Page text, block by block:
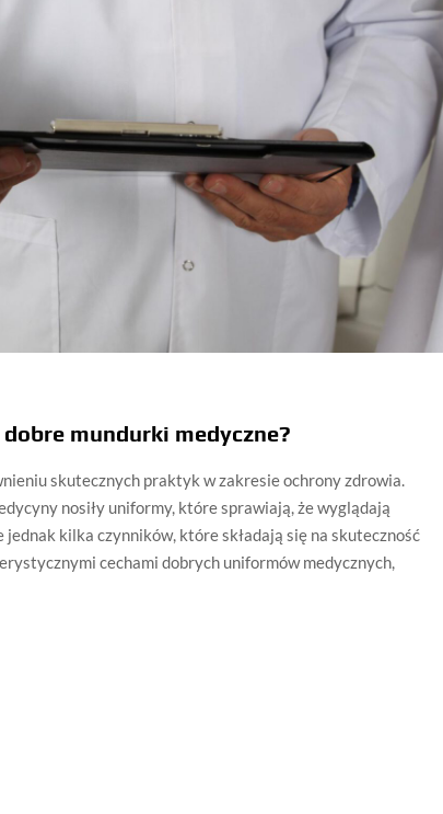
mundurki medyczne?
skutecznych praktyk w zakresie ochrony zdrowia.
nosiły uniformy, które sprawiają, że wyglądają
kilka czynników, które składają się na skuteczność
cechami dobrych uniformów medycznych,